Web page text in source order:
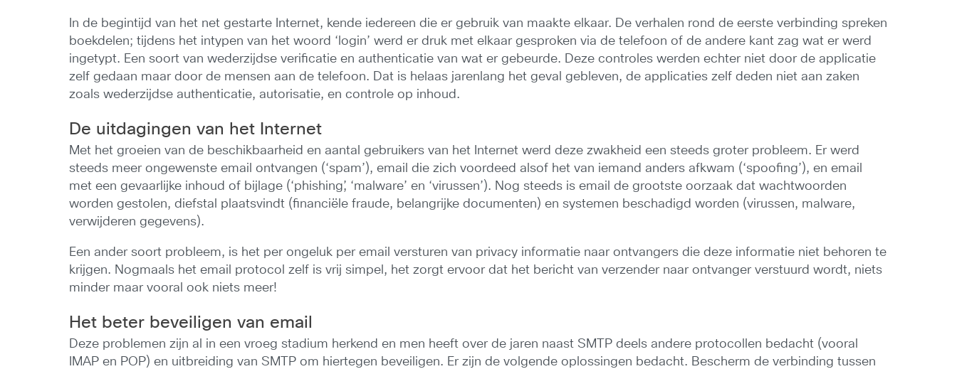
In de begintijd van het net gestarte Internet, kende iedereen die er gebruik van maakte elkaar. De verhalen rond de eerste verbinding spreken
boekdelen; tijdens het intypen van het woord ‘login’ werd er druk met elkaar gesproken via de telefoon of de andere kant zag wat er werd
ingetypt. Een soort van wederzijdse verificatie en authenticatie van wat er gebeurde. Deze controles werden echter niet door de applicatie
zelf gedaan maar door de mensen aan de telefoon. Dat is helaas jarenlang het geval gebleven, de applicaties zelf deden niet aan zaken
zoals wederzijdse authenticatie, autorisatie, en controle op inhoud.
De uitdagingen van het Internet
Met het groeien van de beschikbaarheid en aantal gebruikers van het Internet werd deze zwakheid een steeds groter probleem. Er werd
steeds meer ongewenste email ontvangen (‘spam’), email die zich voordeed alsof het van iemand anders afkwam (‘spoofing’), en email
met een gevaarlijke inhoud of bijlage (‘phishing’, ‘malware’ en ‘virussen’). Nog steeds is email de grootste oorzaak dat wachtwoorden
worden gestolen, diefstal plaatsvindt (financiële fraude, belangrijke documenten) en systemen beschadigd worden (virussen, malware,
verwijderen gegevens).
Een ander soort probleem, is het per ongeluk per email versturen van privacy informatie naar ontvangers die deze informatie niet behoren te
krijgen. Nogmaals het email protocol zelf is vrij simpel, het zorgt ervoor dat het bericht van verzender naar ontvanger verstuurd wordt, niets
minder maar vooral ook niets meer!
Het beter beveiligen van email
Deze problemen zijn al in een vroeg stadium herkend en men heeft over de jaren naast SMTP deels andere protocollen bedacht (vooral
IMAP en POP) en uitbreiding van SMTP om hiertegen beveiligen. Er zijn de volgende oplossingen bedacht. Bescherm de verbinding tussen